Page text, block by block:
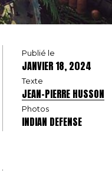
Publié le
JANVIER 18, 2024
Texte
JEAN-PIERRE HUSSON
Photos
INDIAN DEFENSE